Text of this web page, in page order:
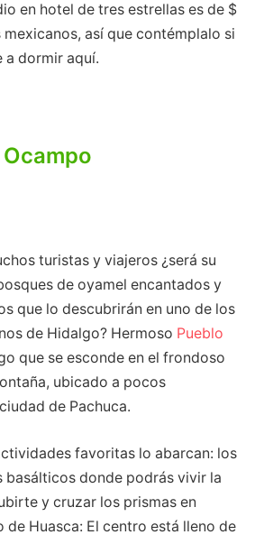
en hotel de tres estrellas es de $
así que contémplalo si
a dormir aquí.
turistas y viajeros ¿será su
de oyamel encantados y
que lo descubrirán en uno de los
de Hidalgo? Hermoso Pueblo
que se esconde en el frondoso
ubicado a pocos
de Pachuca.
favoritas lo abarcan: los
basálticos donde podrás vivir la
y cruzar los prismas en
de Huasca: El centro está lleno de